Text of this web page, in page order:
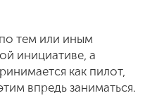
тем или иным
инициативе, а
как пилот,
впредь заниматься.